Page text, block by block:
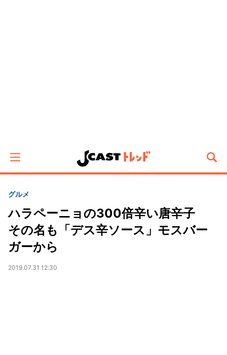
グルメ
ハラペーニョの300倍辛い唐辛子
その名も「デス辛ソース」モスバー
ガーから
2019.07.31 12:30